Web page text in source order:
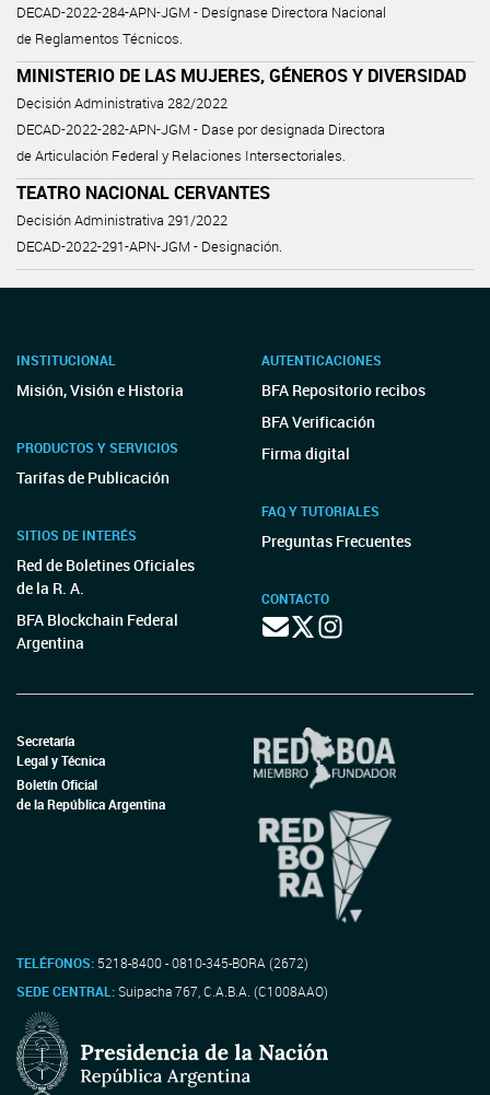
DECAD-2022-284-APN-JGM - Desígnase Directora Nacional
de Reglamentos Técnicos.
MINISTERIO DE LAS MUJERES, GÉNEROS Y DIVERSIDAD
Decisión Administrativa 282/2022
DECAD-2022-282-APN-JGM - Dase por designada Directora
de Articulación Federal y Relaciones Intersectoriales.
TEATRO NACIONAL CERVANTES
Decisión Administrativa 291/2022
DECAD-2022-291-APN-JGM - Designación.
INSTITUCIONAL
Misión, Visión e Historia
PRODUCTOS Y SERVICIOS
Tarifas de Publicación
SITIOS DE INTERÉS
Red de Boletines Oficiales
de la R. A.
BFA Blockchain Federal
Argentina
AUTENTICACIONES
BFA Repositorio recibos
BFA Verificación
Firma digital
FAQ Y TUTORIALES
Preguntas Frecuentes
CONTACTO
Secretaría
Legal y Técnica
Boletín Oficial
de la República Argentina
TELÉFONOS: 5218-8400 - 0810-345-BORA (2672)
SEDE CENTRAL:Suipacha 767, C.A.B.A. (C1008AAO)